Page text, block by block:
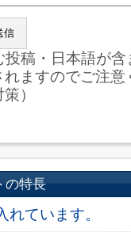
投稿・日本語が含
ますのでご注意
）
の特長
れています。